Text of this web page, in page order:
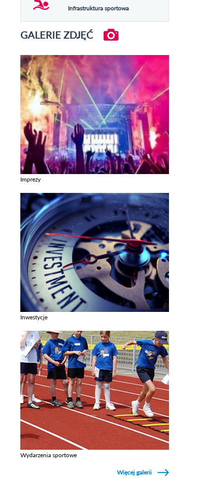
Infrastruktura sportowa
GALERIE ZDJĘĆ
Imprezy
Inwestycje
Wydarzenia sportowe
Więcej galerii